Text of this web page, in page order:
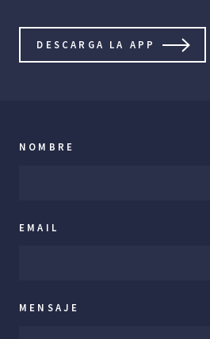
DESCARGA LA APP
NOMBRE
EMAIL
MENSAJE